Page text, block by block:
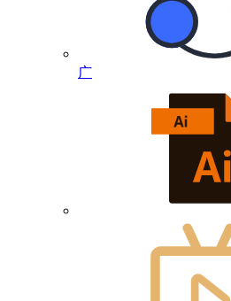
广